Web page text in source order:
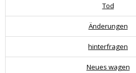
Tod
Änderungen
hinterfragen
Neues wagen